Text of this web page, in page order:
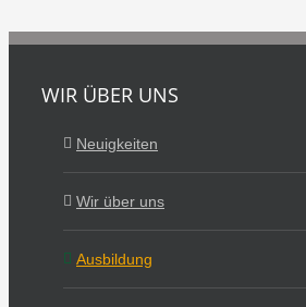
WIR ÜBER UNS
Neuigkeiten
Wir über uns
Ausbildung